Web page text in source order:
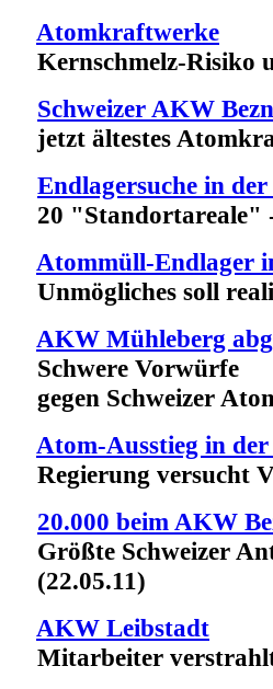
Atomkraftwerke
Kernschmelz-Risiko
Schweizer AKW
jetzt ältestes
Endlagersuche in der
20 "Standortareale" -
Atommüll-Endlager
Unmögliches soll
AKW Mühleberg
Schwere Vorwürfe
gegen Schweizer
Atom-Ausstieg in der
Regierung versucht
20.000 beim AKW
Größte Schweizer
(22.05.11)
AKW Leibstadt
Mitarbeiter verstrahlt